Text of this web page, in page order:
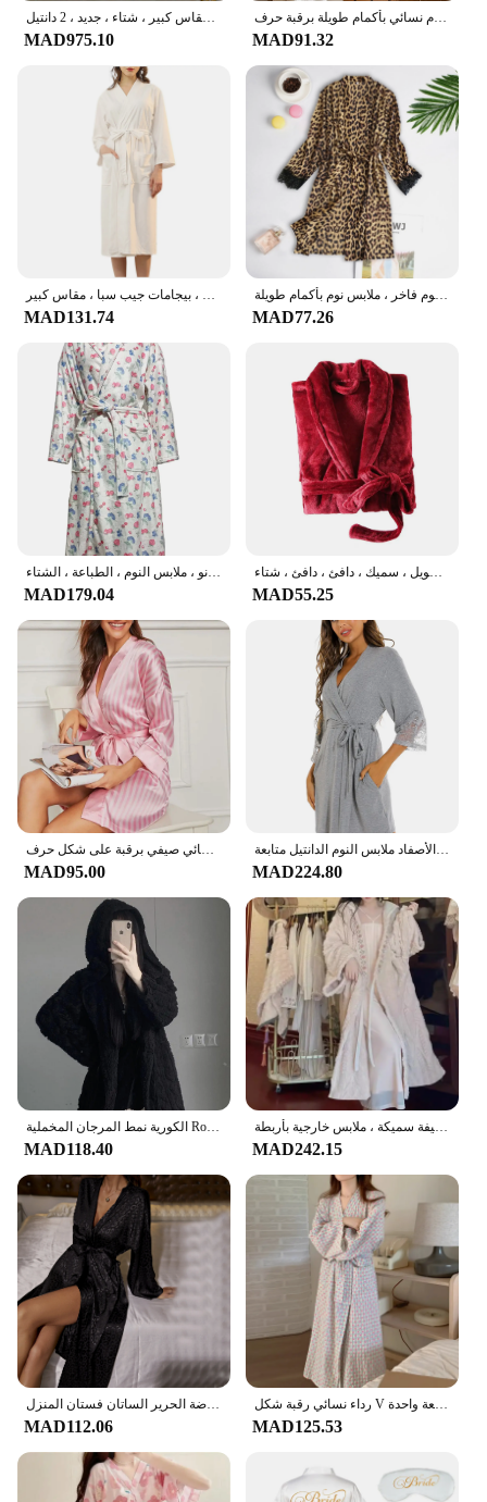
رداء للرجال والنساء ، ثوب ملابس مريح للمنزل ، بيجامات دافئة للأزواج ، طقم بنطال بيجامة من الفانيلا ، مقاس كبير ، شتاء ، جديد ، 2 دانتيل
MAD975.10
رداء حمام نسائي بأكمام طويلة برقبة حرف V ، بيمنامات بأربطة ، كيمونو مطبوع ياباني ، ملابس منزلية مريحة ، جديد ، ربيع ، خريف
MAD91.32
رداء حمام بطول الركبة قابل للتنفس ، ملابس نوم ناعمة للنساء والرجال ، رداء حمام بأربطة ، بيجامات جيب سبا ، مقاس كبير
MAD131.74
بيجامة نسائية من الحرير الساتان رداء ، طبعة فهد مثيرة ، دانتيل مرقع ، روب حمام بحزام ، ثوب نوم فاخر ، ملابس نوم بأكمام طويلة
MAD77.26
MAD179.04 MAD55.25
MAD95.00
بلون محبوك القطن ثوب النوم مثير الدانتيل الأصفاد ملابس النوم الدانتيل متابعة Bathrobe الصباح رداء امرأة فضفاضة ملابس منزلية غير رسمية
MAD224.80
MAD118.40 MAD242.15
MAD112.06 MAD125.53